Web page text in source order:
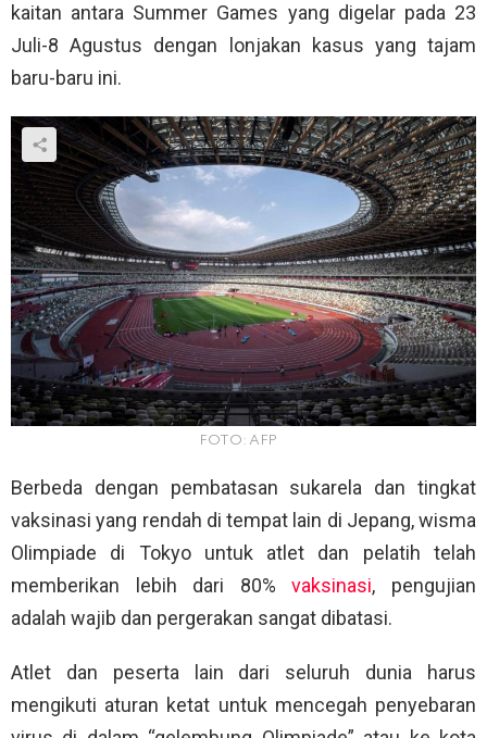
kaitan antara Summer Games yang digelar pada 23
Juli-8 Agustus dengan lonjakan kasus yang tajam
baru-baru ini.
FOTO: AFP
Berbeda dengan pembatasan sukarela dan tingkat
vaksinasi yang rendah di tempat lain di Jepang, wisma
Olimpiade di Tokyo untuk atlet dan pelatih telah
memberikan lebih dari 80%vaksinasi, pengujian
adalah wajib dan pergerakan sangat dibatasi.
Atlet dan peserta lain dari seluruh dunia harus
mengikuti aturan ketat untuk mencegah penyebaran